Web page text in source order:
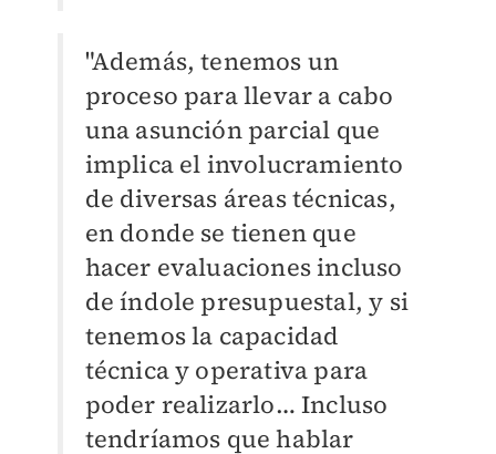
"Además, tenemos un
proceso para llevar a cabo
una asunción parcial que
implica el involucramiento
de diversas áreas técnicas,
en donde se tienen que
hacer evaluaciones incluso
de índole presupuestal, y si
tenemos la capacidad
técnica y operativa para
poder realizarlo… Incluso
tendríamos que hablar